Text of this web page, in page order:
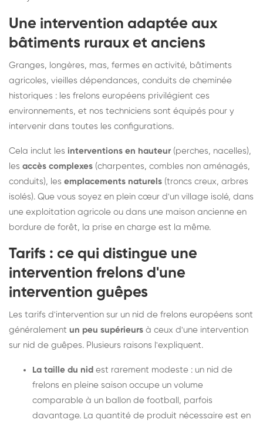
Une intervention adaptée aux
bâtiments ruraux et anciens
Granges, longères, mas, fermes en activité, bâtiments
agricoles, vieilles dépendances, conduits de cheminée
historiques : les frelons européens privilégient ces
environnements, et nos techniciens sont équipés pour y
intervenir dans toutes les configurations.
Cela inclut les interventions en hauteur (perches, nacelles),
les accès complexes (charpentes, combles non aménagés,
conduits), les emplacements naturels (troncs creux, arbres
isolés). Que vous soyez en plein cœur d'un village isolé, dans
une exploitation agricole ou dans une maison ancienne en
bordure de forêt, la prise en charge est la même.
Tarifs : ce qui distingue une
intervention frelons d'une
intervention guêpes
Les tarifs d'intervention sur un nid de frelons européens sont
généralement un peu supérieurs à ceux d'une intervention
sur nid de guêpes. Plusieurs raisons l'expliquent.
La taille du nid est rarement modeste : un nid de
frelons en pleine saison occupe un volume
comparable à un ballon de football, parfois
davantage. La quantité de produit nécessaire est en